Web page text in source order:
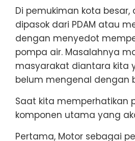
Di pemukiman kota
dipasok dari PDAM atau
dengan menyedot
pompa air. Masalahnya
masyarakat diantara kita
belum mengenal dengan
Saat kita memperhatikan
komponen utama yang
Pertama, Motor sebagai